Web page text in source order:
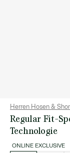
Herren Hosen &
Regular Fit-
Technologie
ONLINE EXCLUSIVE